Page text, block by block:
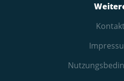
Kontakt